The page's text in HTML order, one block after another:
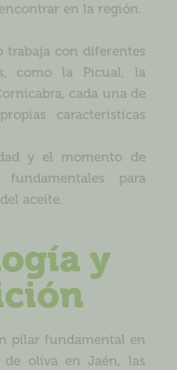
en la región.
trabaja con diferentes
como la Picual, la
cada una de
características
y el momento de
para
aceite.
y
pilar fundamental en
oliva en Jaén, las